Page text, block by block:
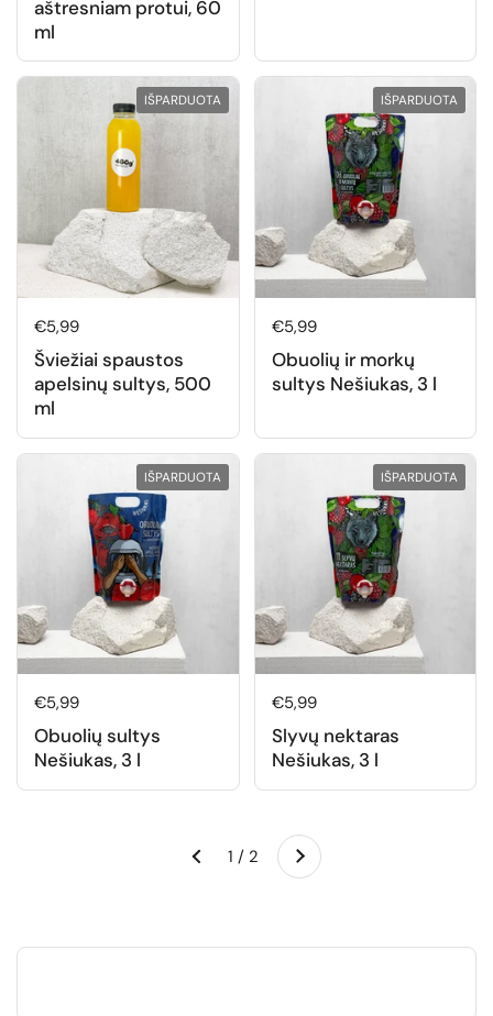
aštresniam protui, 60
ml
Normali kaina
€5,99
Šviežiai spaustos
apelsinų sultys, 500
ml
IŠPARDUOTA
Normali kaina
€5,99
Obuolių ir morkų
sultys Nešiukas, 3 l
IŠPARDUOTA
Normali kaina
€5,99
Obuolių sultys
Nešiukas, 3 l
IŠPARDUOTA
Normali kaina
€5,99
Slyvų nektaras
Nešiukas, 3 l
IŠPARDUOTA
Ankstesnis 1 / 2 Kitas